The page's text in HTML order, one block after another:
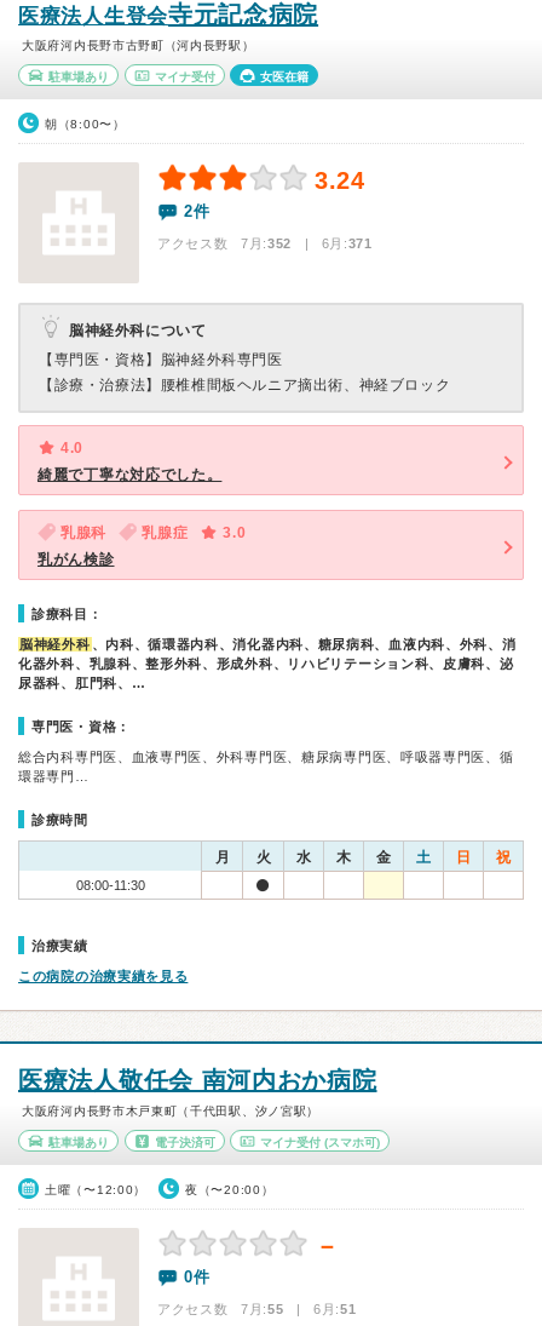
医療法人生登会寺元記念病院
大阪府河内長野市古野町（河内長野駅）
駐車場あり マイナ受付 女医在籍
朝（8:00〜）
3.24
2件
アクセス数 7月:352 | 6月:371
脳神経外科について
【専門医・資格】 脳神経外科専門医
【診療・治療法】
腰椎椎間板ヘルニア摘出術、神経ブロック
4.0
綺麗で丁寧な対応でした。
乳腺科 乳腺症
3.0
乳がん検診
診療科目：
脳神経外科 、内科、循環器内科、消化器内科、糖尿病科、血液内科、外科、消
化器外科、乳腺科、整形外科、形成外科、リハビリテーション科、皮膚科、泌
尿器科、肛門科、…
専門医・資格：
総合内科専門医、血液専門医、外科専門医、糖尿病専門医、呼吸器専門医、循
環器専門…
診療時間
月 火 水 木 金 土 日 祝
08:00-11:30
治療実績
この病院の治療実績を見る
医療法人敬任会 南河内おか病院
大阪府河内長野市木戸東町（千代田駅、汐ノ宮駅）
駐車場あり 電子決済可 マイナ受付 (スマホ可)
土曜（〜12:00） 夜（〜20:00）
－
0件
アクセス数 7月:55 | 6月:51